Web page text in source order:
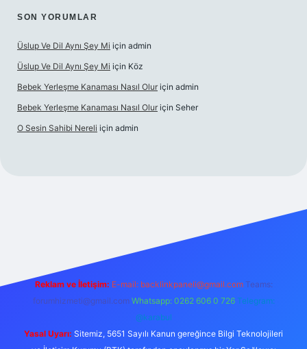
SON YORUMLAR
Üslup Ve Dil Aynı Şey Mi için admin
Üslup Ve Dil Aynı Şey Mi için Köz
Bebek Yerleşme Kanaması Nasıl Olur için admin
Bebek Yerleşme Kanaması Nasıl Olur için Seher
O Sesin Sahibi Nereli için admin
Reklam ve İletişim: E-mail: backlinkpaneli@gmail.com Teams:
forumhizmeti@gmail.com Whatsapp: 0262 606 0 726 Telegram:
@karabul
Yasal Uyarı: Sitemiz, 5651 Sayılı Kanun gereğince Bilgi Teknolojileri